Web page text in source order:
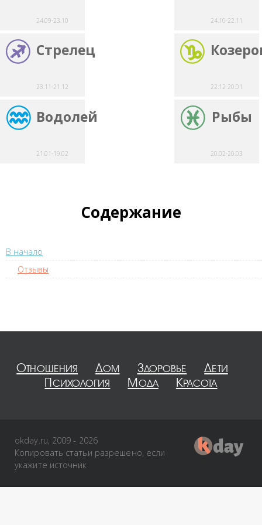
24.09-23.10 24.10-22.11
Стрелец
23.11-21.12 22.12-20.01
Водолей
21.01-19.02
Рыбы
20.02-20.03
Содержание
В начало
Отзывы
Отношения Дом Здоровье
Дети
Психология
Мода Красота
okday.ru, 2009 - 2026
Копировать статьи разрешено, если
укажите источник